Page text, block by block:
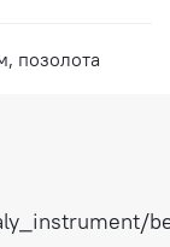
позолота